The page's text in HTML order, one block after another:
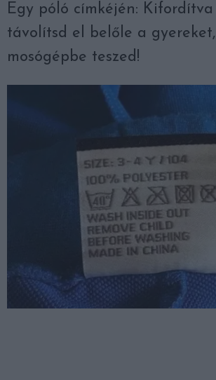
Egy póló címkéjén: Kifordítva
távolítsd el belőle a
mosógépbe teszed!